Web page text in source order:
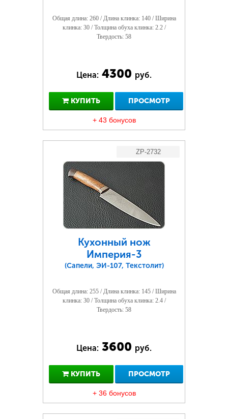
Общая длина: 260 / Длина клинка: 140 / Ширина
клинка: 30 / Толщина обуха клинка: 2.2 /
Твердость: 58
Цена: 4300 руб.
КУПИТЬ ПРОСМОТР
+ 43 бонусов
ZP-2732
Кухонный нож
Империя-3
(Сапели, ЭИ-107, Текстолит)
Общая длина: 255 / Длина клинка: 145 / Ширина
клинка: 30 / Толщина обуха клинка: 2.4 /
Твердость: 58
Цена: 3600 руб.
КУПИТЬ ПРОСМОТР
+ 36 бонусов